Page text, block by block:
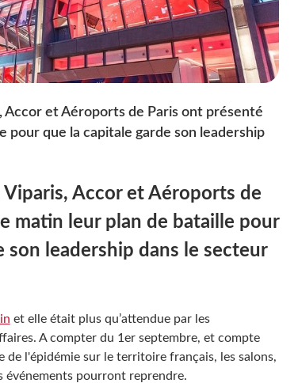
Accor et Aéroports de Paris ont présenté
pour que la capitale garde son leadership
Viparis, Accor et Aéroports de
matin leur plan de bataille pour
son leadership dans le secteur
et elle était plus qu’attendue par les
A compter du 1er septembre, et compte
l'épidémie sur le territoire français, les salons,
événements pourront reprendre.